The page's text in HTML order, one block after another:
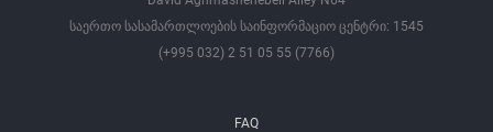
საერთო სასამართლოების საინფორმაციო ცენტრი: 1545
(+995 032) 2 51 05 55 (7766)
FAQ